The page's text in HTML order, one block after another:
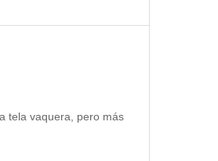
tela vaquera, pero más